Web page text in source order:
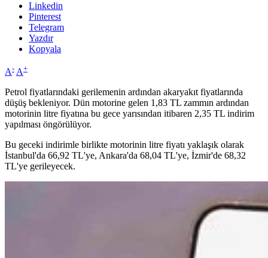
Linkedin
Pinterest
Telegram
Yazdır
Kopyala
A- A+
Petrol fiyatlarındaki gerilemenin ardından akaryakıt fiyatlarında
düşüş bekleniyor. Dün motorine gelen 1,83 TL zammın ardından
motorinin litre fiyatına bu gece yarısından itibaren 2,35 TL indirim
yapılması öngörülüyor.
Bu geceki indirimle birlikte motorinin litre fiyatı yaklaşık olarak
İstanbul'da 66,92 TL'ye, Ankara'da 68,04 TL'ye, İzmir'de 68,32
TL'ye gerileyecek.